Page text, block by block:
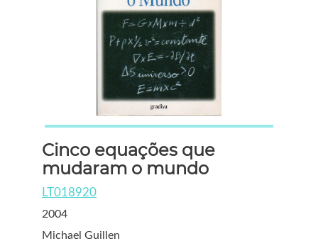
Cinco equações que
mudaram o mundo
LT018920
2004
Michael Guillen